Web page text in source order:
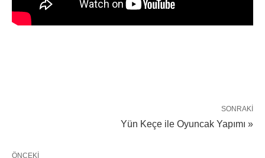
SONRAKI
Yün Keçe ile Oyuncak Yapımı »
ÖNCEKI